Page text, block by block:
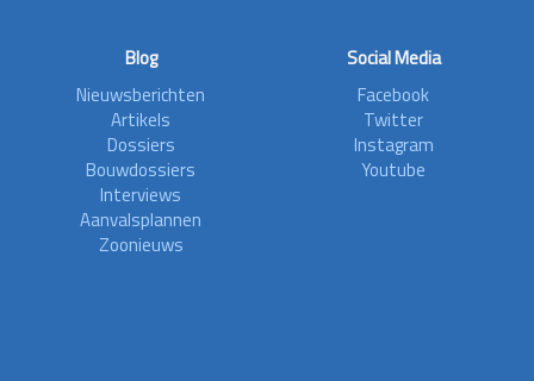
Blog
Nieuwsberichten
Artikels
Dossiers
Bouwdossiers
Interviews
Aanvalsplannen
Zoonieuws
Social Media
Facebook
Twitter
Instagram
Youtube